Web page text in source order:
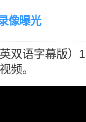
像曝光
双语字幕版）
频。